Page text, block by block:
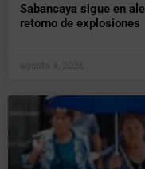
Sabancaya sigue en
retorno de explosiones
agosto 4, 2026